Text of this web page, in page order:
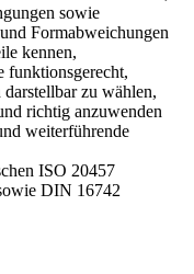
sowie
Formabweichungen
kennen,
funktionsgerecht,
zu wählen,
richtig anzuwenden
weiterführende
ISO 20457
DIN 16742